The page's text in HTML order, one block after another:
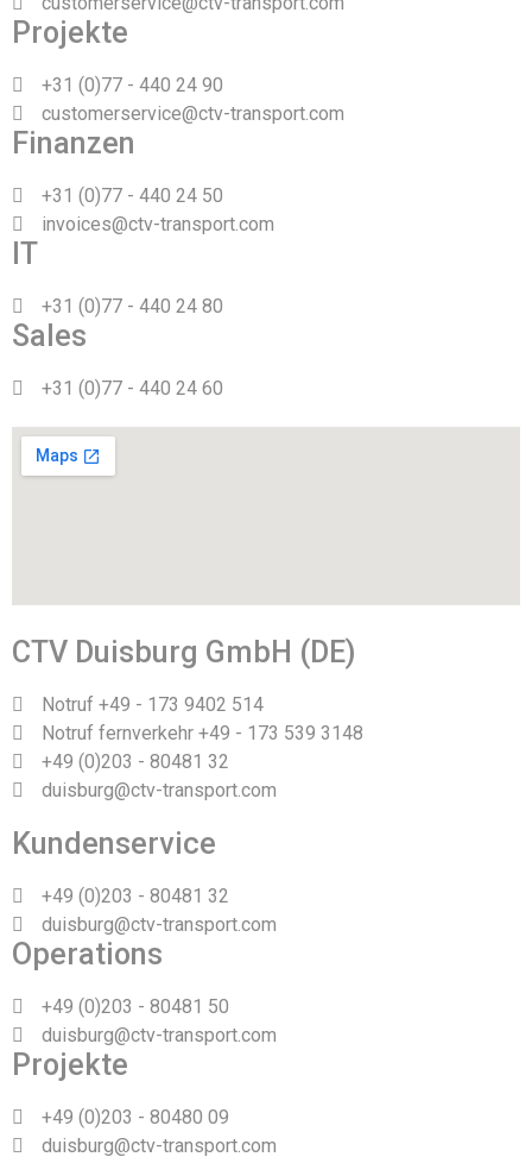
Projekte
+31 (0)77 - 440 24 90
customerservice@ctv-transport.com
Finanzen
+31 (0)77 - 440 24 50
invoices@ctv-transport.com
IT
+31 (0)77 - 440 24 80
Sales
+31 (0)77 - 440 24 60
CTV Duisburg GmbH (DE)
Notruf +49 - 173 9402 514
Notruf fernverkehr +49 - 173 539 3148
+49 (0)203 - 80481 32
duisburg@ctv-transport.com
Kundenservice
+49 (0)203 - 80481 32
duisburg@ctv-transport.com
Operations
+49 (0)203 - 80481 50
duisburg@ctv-transport.com
Projekte
+49 (0)203 - 80480 09
duisburg@ctv-transport.com